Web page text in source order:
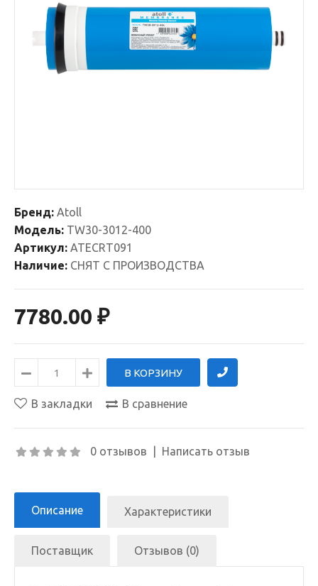
Бренд: Atoll
Модель: TW30-3012-400
Артикул: ATECRT091
Наличие: СНЯТ С ПРОИЗВОДСТВА
7780.00 ₽
В закладки В сравнение
0 отзывов Написать отзыв
Описание Характеристики
Поставщик Отзывов (0)